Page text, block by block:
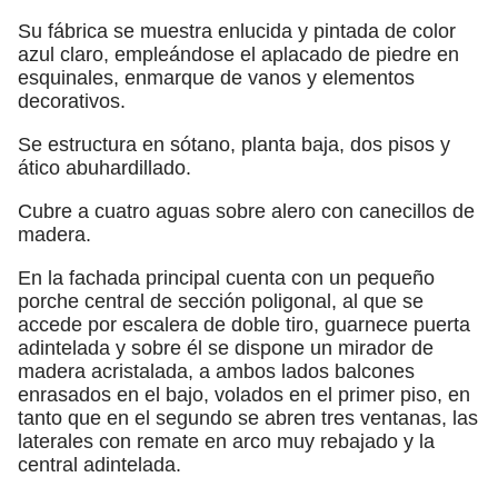
Su fábrica se muestra enlucida y pintada de color
azul claro, empleándose el aplacado de piedre en
esquinales, enmarque de vanos y elementos
decorativos.
Se estructura en sótano, planta baja, dos pisos y
ático abuhardillado.
Cubre a cuatro aguas sobre alero con canecillos de
madera.
En la fachada principal cuenta con un pequeño
porche central de sección poligonal, al que se
accede por escalera de doble tiro, guarnece puerta
adintelada y sobre él se dispone un mirador de
madera acristalada, a ambos lados balcones
enrasados en el bajo, volados en el primer piso, en
tanto que en el segundo se abren tres ventanas, las
laterales con remate en arco muy rebajado y la
central adintelada.